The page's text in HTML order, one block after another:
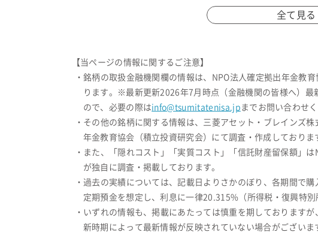
全て見る
【当ページの情報に関するご注意】
・銘柄の取扱金融機関欄の情報は、NPO法人確定拠出年金教
ります。※最新更新2026年7月時点（金融機関の皆様へ）
ので、必要の際はinfo@tsumitatenisa.jp までお問い合わせく
・その他の銘柄に関する情報は、三菱アセット・ブレインズ
年金教育協会（積立投資研究会）にて調査・作成しており
・また、「隠れコスト」「実質コスト」「信託財産留保額」
が独自に調査・掲載しております。
・過去の実績については、記載日よりさかのぼり、各期間で
定期預金を想定し、利息に一律20.315%（所得税・復興特
・いずれの情報も、掲載にあたっては慎重を期しております
新時期によって最新情報が反映されていない場合がござい